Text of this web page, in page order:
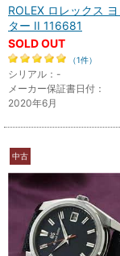
ROLEX ロレックス
ター II 116681
SOLD OUT
（1件）
シリアル：-
メーカー保証書日付：
2020年6月
中古